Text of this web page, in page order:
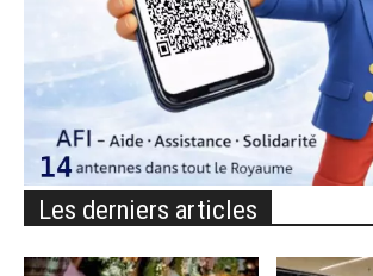
Les derniers articles